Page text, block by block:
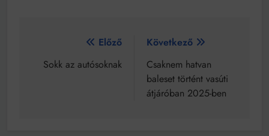
Bejegyzés
navigáció
Előző
Sokk az autósoknak
Következő
Csaknem hatvan
baleset történt vasúti
átjáróban 2025-ben